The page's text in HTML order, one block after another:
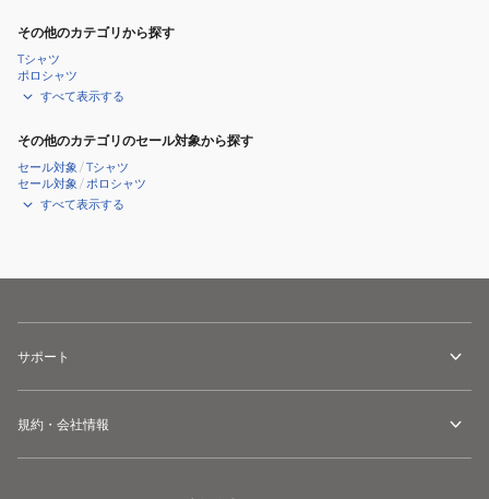
その他のカテゴリから探す
Tシャツ
ポロシャツ
すべて表示する
その他のカテゴリのセール対象から探す
セール対象 /Tシャツ
セール対象 /ポロシャツ
すべて表示する
サポート
規約・会社情報